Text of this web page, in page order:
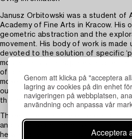
Genom att klicka på "acceptera
lagring av cookies på din enhet
navigeringen på webbplatsen,
användning och anpassa vår
Acceptera
Janusz Orbitowski was a student of
Academy of Fine Arts in Kracow. His
geometric abstraction and the
movement. His body of work is
devoted to the solution of specific
mostly consist of squares and
of gradual change in tone or
moves of brighter or darker tones,
outlined, and the use of optical
the impression of relief convexities.
Three dimensionality entered
and remained a characteristic
he would typically produce reliefs by